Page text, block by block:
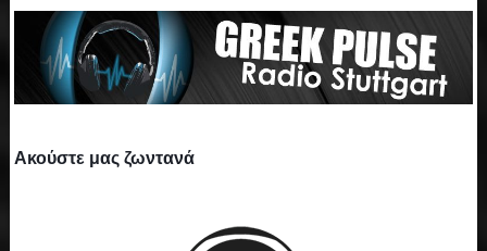
Ακούστε μας ζωντανά